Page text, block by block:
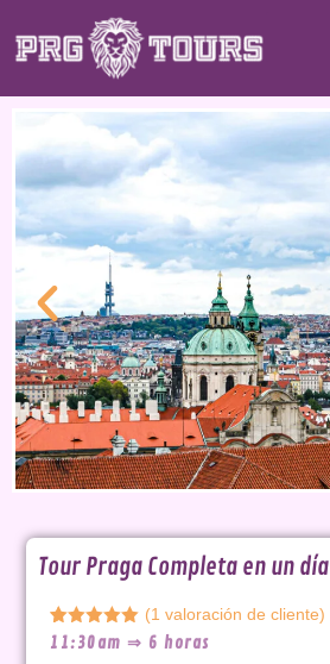
Tour Praga Completa en un día
Valorado
1
(1 valoración de cliente)
11:30am ⇒ 6 horas